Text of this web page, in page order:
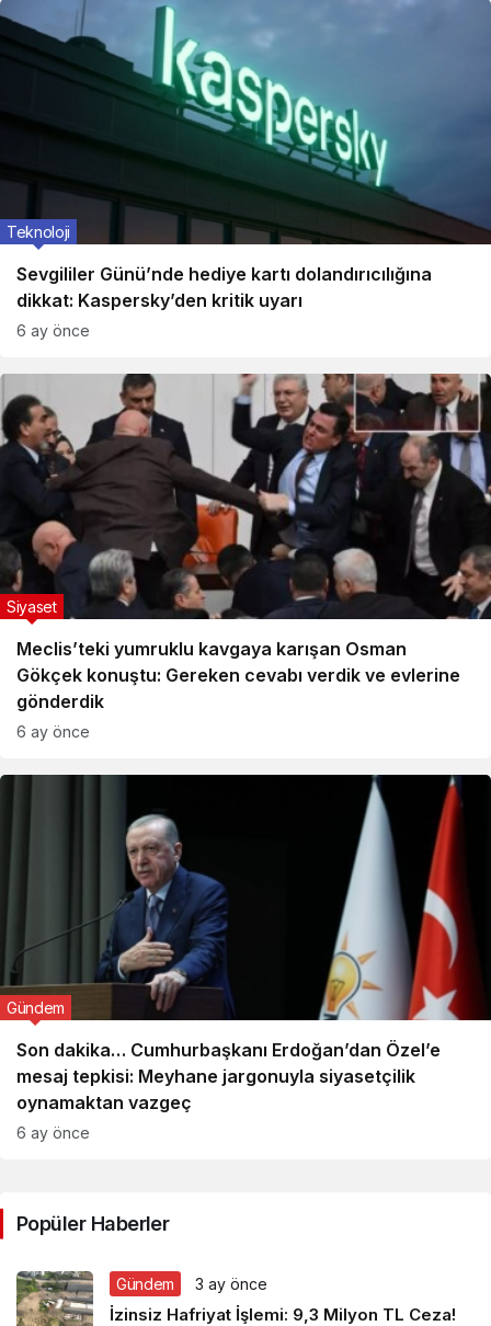
Sevgililer Günü’nde hediye kartı dolandırıcılığına
dikkat: Kaspersky’den kritik uyarı
Teknoloji
6 ay önce
Meclis’teki yumruklu kavgaya karışan Osman
Gökçek konuştu: Gereken cevabı verdik ve evlerine
gönderdik
Siyaset
6 ay önce
Son dakika… Cumhurbaşkanı Erdoğan’dan Özel’e
mesaj tepkisi: Meyhane jargonuyla siyasetçilik
oynamaktan vazgeç
Gündem
6 ay önce
Popüler Haberler
Gündem 3 ay önce
İzinsiz Hafriyat İşlemi: 9,3 Milyon TL Ceza!